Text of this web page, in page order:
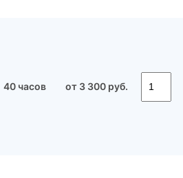
40 часов от 3 300 руб.